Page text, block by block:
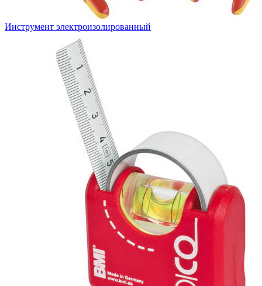
Инструмент электроизолированный